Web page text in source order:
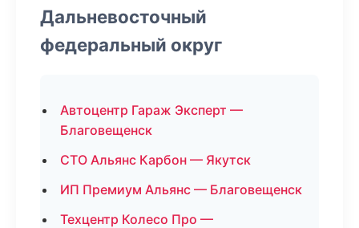
Дальневосточный
федеральный округ
Автоцентр Гараж Эксперт —
Благовещенск
СТО Альянс Карбон — Якутск
ИП Премиум Альянс — Благовещенск
Техцентр Колесо Про —